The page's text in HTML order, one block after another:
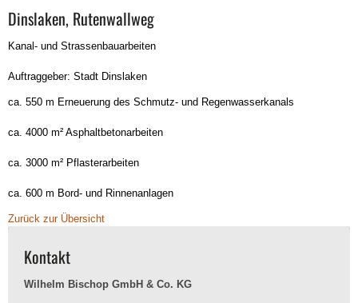
Dinslaken, Rutenwallweg
Kanal- und Strassenbauarbeiten
Auftraggeber: Stadt Dinslaken
ca. 550 m Erneuerung des Schmutz- und Regenwasserkanals
ca. 4000 m² Asphaltbetonarbeiten
ca. 3000 m² Pflasterarbeiten
ca. 600 m Bord- und Rinnenanlagen
Zurück zur Übersicht
Kontakt
Wilhelm Bischop GmbH & Co. KG